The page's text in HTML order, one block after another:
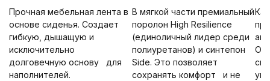
Прочная мебельная лента в
основе сиденья. Создает
гибкую, дышащую и
исключительно
долговечную основу для
наполнителей.
В мягкой части премиальный
поролон High Resilience
(единоличный лидер среди
полиуретанов) и синтепон
Side. Это позволяет
сохранять комфорт и не